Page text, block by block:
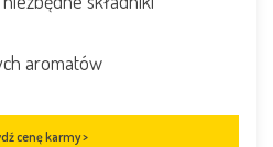
aromatów
cenę karmy >